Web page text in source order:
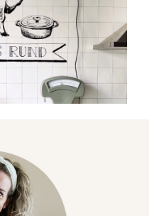
van een
op tegels